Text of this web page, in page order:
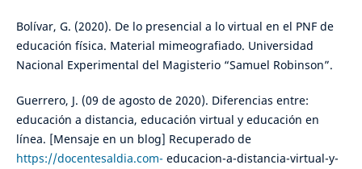
Bolívar, G. (2020). De lo presencial a lo virtual en el PNF de
educación física. Material mimeografiado. Universidad
Nacional Experimental del Magisterio “Samuel Robinson”.
Guerrero, J. (09 de agosto de 2020). Diferencias entre:
educación a distancia, educación virtual y educación en
línea. [Mensaje en un blog] Recuperado de
https://docentesaldia.com- educacion-a-distancia-virtual-y-